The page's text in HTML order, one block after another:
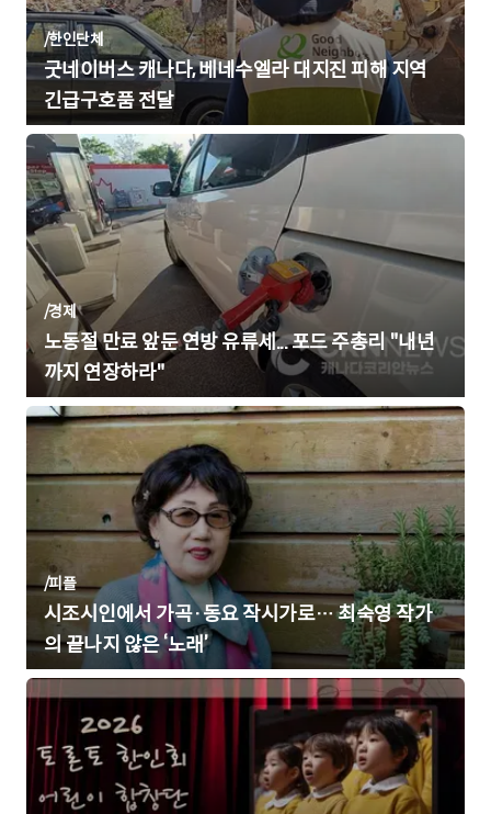
/한인단체
굿네이버스 캐나다, 베네수엘라 대지진 피해 지역
긴급구호품 전달
/경제
노동절 만료 앞둔 연방 유류세... 포드 주총리 "내년
까지 연장하라"
/피플
시조시인에서 가곡·동요 작시가로… 최숙영 작가
의 끝나지 않은 ‘노래’